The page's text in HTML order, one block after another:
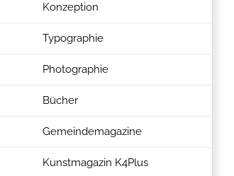
Konzeption
Typographie
Photographie
Bücher
Gemeindemagazine
Kunstmagazin K4Plus